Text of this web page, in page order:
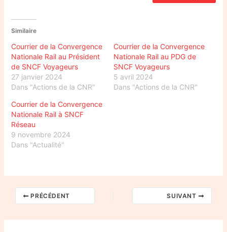
Similaire
Courrier de la Convergence
Nationale Rail au Président
de SNCF Voyageurs
27 janvier 2024
Dans "Actions de la CNR"
Courrier de la Convergence
Nationale Rail au PDG de
SNCF Voyageurs
5 avril 2024
Dans "Actions de la CNR"
Courrier de la Convergence
Nationale Rail à SNCF
Réseau
9 novembre 2024
Dans "Actualité"
PRÉCÉDENT SUIVANT